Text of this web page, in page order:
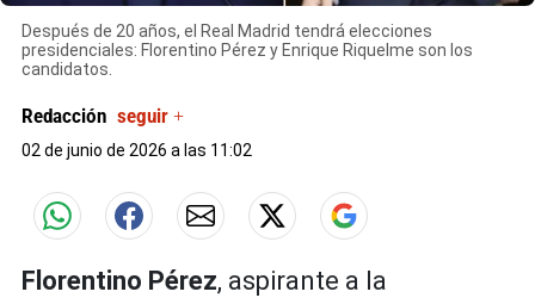
Después de 20 años, el Real Madrid tendrá elecciones
presidenciales: Florentino Pérez y Enrique Riquelme son los
candidatos.
Redacción seguir +
02 de junio de 2026 a las 11:02
Florentino Pérez, aspirante a la